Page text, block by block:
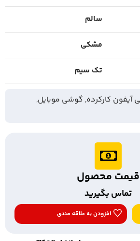
سالم
مشکی
تک سیم
آیفون کارکرده, گوشی موبایل,
قیمت محصول
تماس بگیرید
افزودن به علاقه مندی